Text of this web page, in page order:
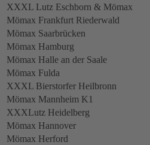
XXXL Lutz Eschborn & Mömax
Mömax Frankfurt Riederwald
Mömax Saarbrücken
Mömax Hamburg
Mömax Halle an der Saale
Mömax Fulda
XXXL Bierstorfer Heilbronn
Mömax Mannheim K1
XXXLutz Heidelberg
Mömax Hannover
Mömax Herford